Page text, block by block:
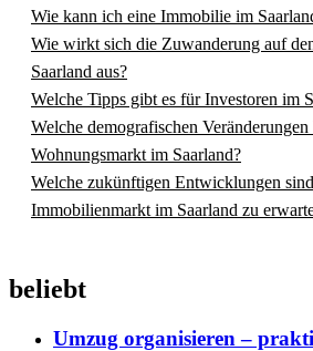
Wie kann ich eine Immobilie im
Wie wirkt sich die Zuwanderung auf
Saarland aus?
Welche Tipps gibt es für Investoren im
Welche demografischen Veränderungen
Wohnungsmarkt im Saarland?
Welche zukünftigen Entwicklungen
Immobilienmarkt im Saarland zu
beliebt
Umzug organisieren –